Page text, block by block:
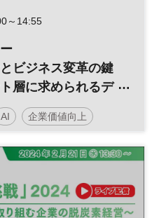
～14:55
ー
ビジネス変革の鍵
層に求められるデ
は～
AI 企業価値向上
データ活用 人工知能